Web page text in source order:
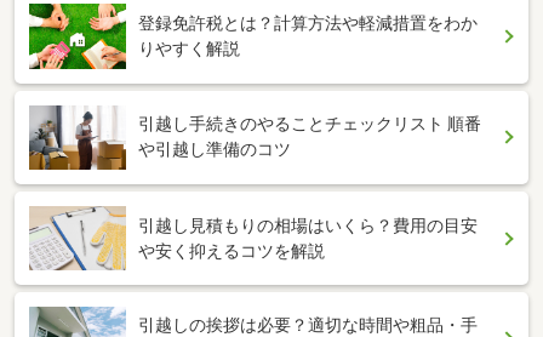
登録免許税とは？計算方法や軽減措置をわか
りやすく解説
引越し手続きのやることチェックリスト 順番
や引越し準備のコツ
引越し見積もりの相場はいくら？費用の目安
や安く抑えるコツを解説
引越しの挨拶は必要？適切な時間や粗品・手